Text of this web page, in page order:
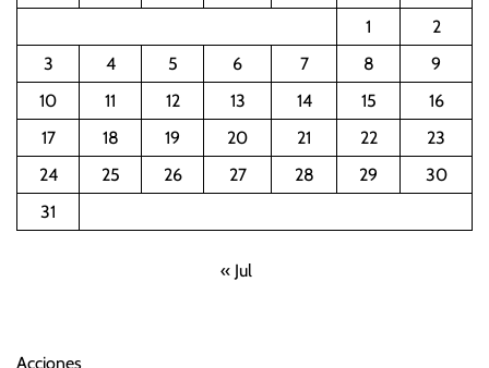
1
2
3
4 5 6 7 8
9
10
11 12 13 14 15
16
17
18 19 20 21 22
23
24
25 26 27 28 29
30
31
« Jul
Acciones